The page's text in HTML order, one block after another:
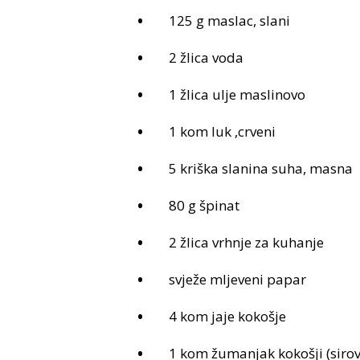
125 g maslac, slani
2 žlica voda
1 žlica ulje maslinovo
1 kom luk ,crveni
5 kriška slanina suha, masna
80 g špinat
2 žlica vrhnje za kuhanje
svježe mljeveni papar
4 kom jaje kokošje
1 kom žumanjak kokošji